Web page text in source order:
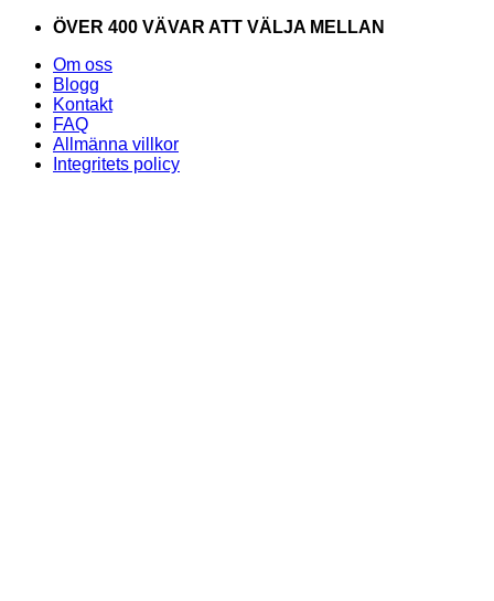
Skip
content
ÖVER 400 VÄVAR ATT VÄLJA MELLAN
Om oss
Blogg
Kontakt
FAQ
Allmänna villkor
Integritets policy